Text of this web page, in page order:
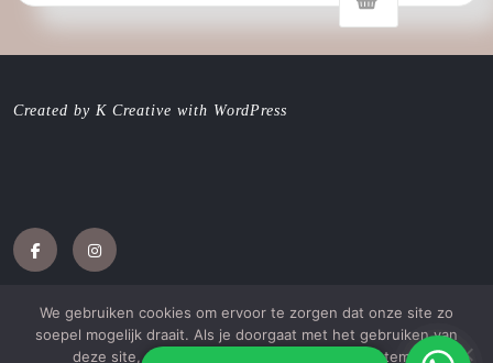
Created by K Creative with WordPress
Facebook
We gebruiken cookies om ervoor te zorgen dat onze site zo
soepel mogelijk draait. Als je doorgaat met het gebruiken van
deze site, gaan we ervan uit dat je ermee instemt.